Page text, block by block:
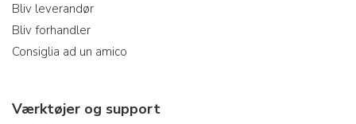
Bliv leverandør
Bliv forhandler
Consiglia ad un amico
Værktøjer og support